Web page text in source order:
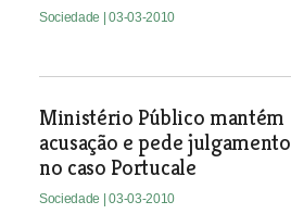
Sociedade | 03-03-2010
Ministério Público mantém
acusação e pede julgamento
no caso Portucale
Sociedade | 03-03-2010